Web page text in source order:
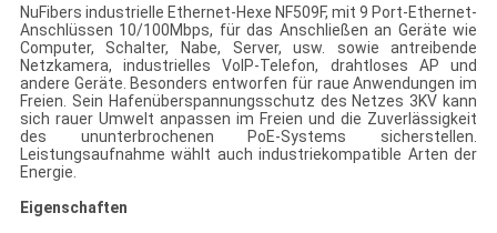
NuFibers industrielle Ethernet-Hexe NF509F, mit 9 Port-Ethernet-
Anschlüssen 10/100Mbps, für das Anschließen an Geräte wie
Computer, Schalter, Nabe, Server, usw. sowie antreibende
Netzkamera, industrielles VoIP-Telefon, drahtloses AP und
andere Geräte. Besonders entworfen für raue Anwendungen im
Freien. Sein Hafenüberspannungsschutz des Netzes 3KV kann
sich rauer Umwelt anpassen im Freien und die Zuverlässigkeit
des ununterbrochenen PoE-Systems sicherstellen.
Leistungsaufnahme wählt auch industriekompatible Arten der
Energie.
Eigenschaften